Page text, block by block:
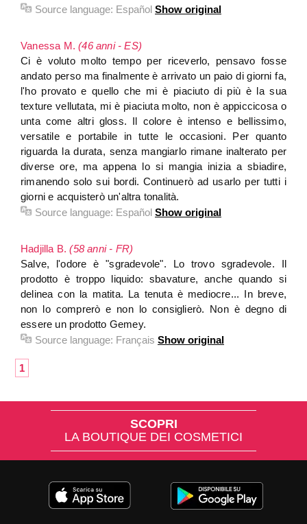
Source language: Español Show original
Vanessa M.(46 anni - ES)
Ci è voluto molto tempo per riceverlo, pensavo fosse
andato perso ma finalmente è arrivato un paio di giorni fa,
l'ho provato e quello che mi è piaciuto di più è la sua
texture vellutata, mi è piaciuta molto, non è appiccicosa o
unta come altri gloss. Il colore è intenso e bellissimo,
versatile e portabile in tutte le occasioni. Per quanto
riguarda la durata, senza mangiarlo rimane inalterato per
diverse ore, ma appena lo si mangia inizia a sbiadire,
rimanendo solo sui bordi. Continuerò ad usarlo per tutti i
giorni e acquisterò un'altra tonalità.
Source language: Español Show original
Hadjilla B.(58 anni - FR)
Salve, l'odore è "sgradevole". Lo trovo sgradevole. Il
prodotto è troppo liquido: sbavature, anche quando si
delinea con la matita. La tenuta è mediocre... In breve,
non lo comprerò e non lo consiglierò. Non è degno di
essere un prodotto Gemey.
Source language: Français Show original
1
SCOPRI
LA BOUTIQUE DEI COSMETICI